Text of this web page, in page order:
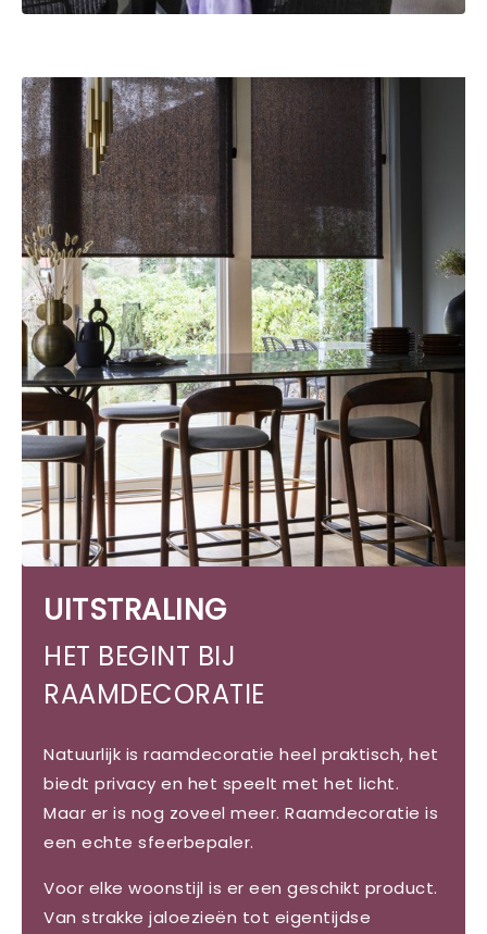
UITSTRALING
HET BEGINT BIJ
RAAMDECORATIE
Natuurlijk is raamdecoratie heel praktisch, het
biedt privacy en het speelt met het licht.
Maar er is nog zoveel meer. Raamdecoratie is
een echte sfeerbepaler.
Voor elke woonstijl is er een geschikt product.
Van strakke jaloezieën tot eigentijdse